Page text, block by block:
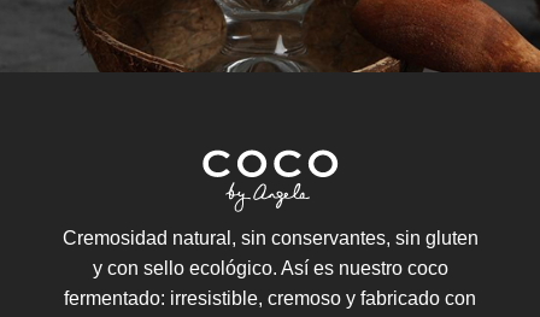
Cremosidad natural, sin conservantes, sin gluten
y con sello ecológico. Así es nuestro coco
fermentado: irresistible, cremoso y fabricado con